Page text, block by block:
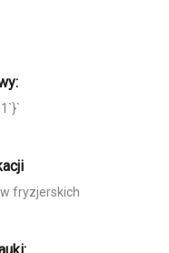
fryzjerskich